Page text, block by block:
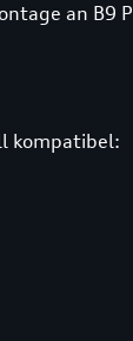
an B9
kompatibel: